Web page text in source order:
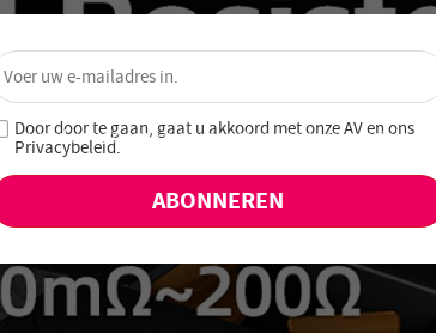
Ontgrendel 4% Korting – Schrijf je
nu in!
Word lid van onze nieuwsbrief en mis nooit speciale
aanbiedingen en nieuwe producten!
Door door te gaan, gaat u akkoord met onzeAV enons
Privacybeleid.